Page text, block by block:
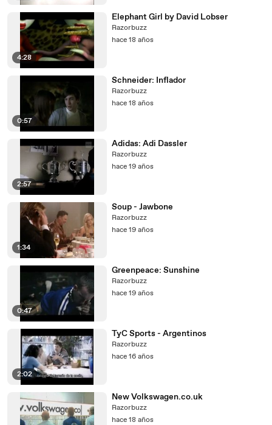
4:28
Elephant Girl by David Lobser
Razorbuzz
hace 18 años
0:57
Schneider: Inflador
Razorbuzz
hace 18 años
2:57
Adidas: Adi Dassler
Razorbuzz
hace 19 años
1:34
Soup - Jawbone
Razorbuzz
hace 19 años
0:47
Greenpeace: Sunshine
Razorbuzz
hace 19 años
2:02
TyC Sports - Argentinos
Razorbuzz
hace 16 años
New Volkswagen.co.uk
Razorbuzz
hace 18 años